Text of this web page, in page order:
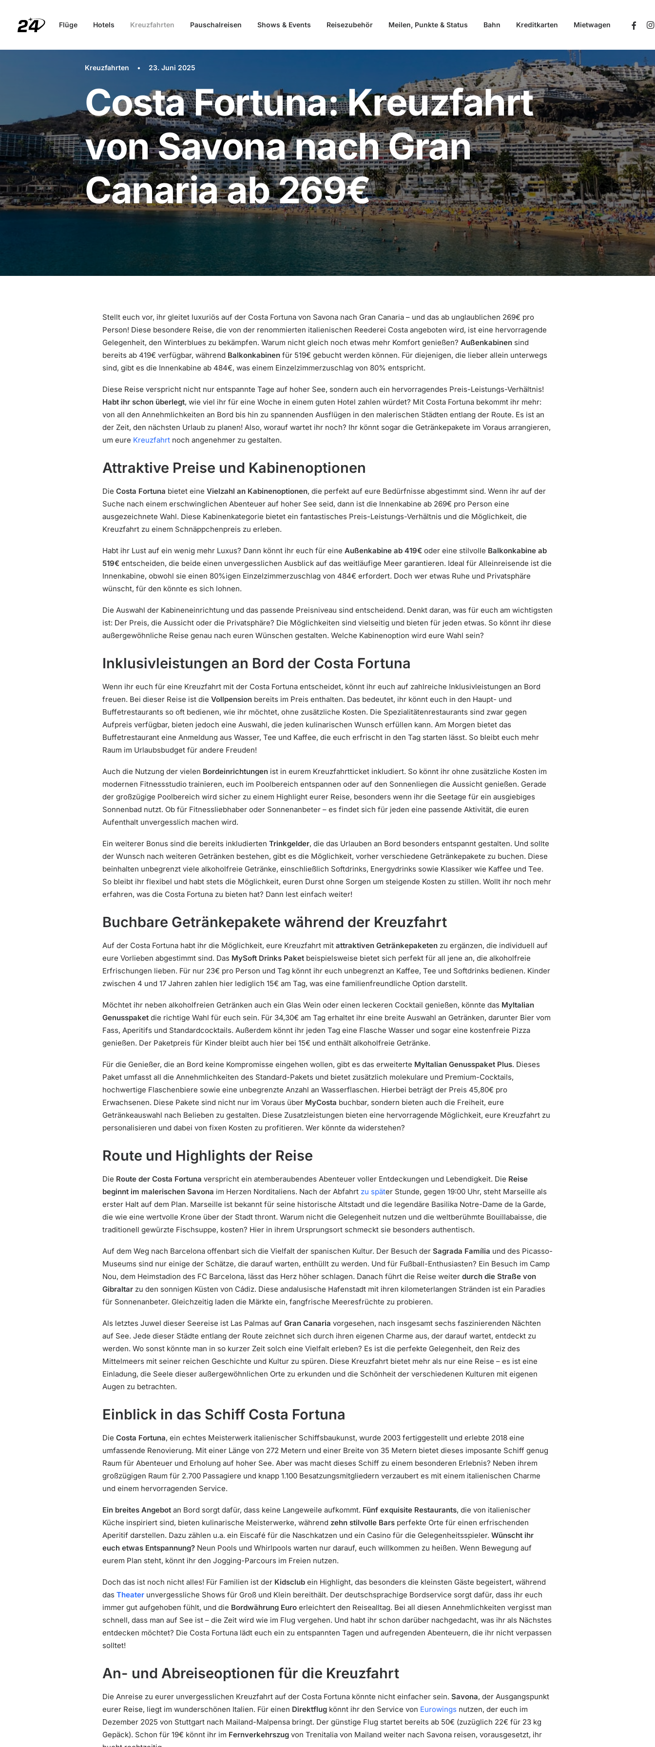
Flüge Hotels Kreuzfahrten Pauschalreisen Shows & Events Reisezubehör Meilen, Punkte & Status Bahn Kreditkarten Mietwagen
Kreuzfahrten • 23. Juni 2025
Costa Fortuna: Kreuzfahrt
von Savona nach Gran
Canaria ab 269€
Stellt euch vor, ihr gleitet luxuriös auf der Costa Fortuna von Savona nach Gran Canaria – und das ab unglaublichen 269€ pro
Person! Diese besondere Reise, die von der renommierten italienischen Reederei Costa angeboten wird, ist eine hervorragende
Gelegenheit, den Winterblues zu bekämpfen. Warum nicht gleich noch etwas mehr Komfort genießen? Außenkabinen sind
bereits ab 419€ verfügbar, während Balkonkabinen für 519€ gebucht werden können. Für diejenigen, die lieber allein unterwegs
sind, gibt es die Innenkabine ab 484€, was einem Einzelzimmerzuschlag von 80% entspricht.
Diese Reise verspricht nicht nur entspannte Tage auf hoher See, sondern auch ein hervorragendes Preis-Leistungs-Verhältnis!
Habt ihr schon überlegt, wie viel ihr für eine Woche in einem guten Hotel zahlen würdet? Mit Costa Fortuna bekommt ihr mehr:
von all den Annehmlichkeiten an Bord bis hin zu spannenden Ausflügen in den malerischen Städten entlang der Route. Es ist an
der Zeit, den nächsten Urlaub zu planen! Also, worauf wartet ihr noch? Ihr könnt sogar die Getränkepakete im Voraus arrangieren,
um eure Kreuzfahrt noch angenehmer zu gestalten.
Attraktive Preise und Kabinenoptionen
Die Costa Fortuna bietet eine Vielzahl an Kabinenoptionen, die perfekt auf eure Bedürfnisse abgestimmt sind. Wenn ihr auf der
Suche nach einem erschwinglichen Abenteuer auf hoher See seid, dann ist die Innenkabine ab 269€ pro Person eine
ausgezeichnete Wahl. Diese Kabinenkategorie bietet ein fantastisches Preis-Leistungs-Verhältnis und die Möglichkeit, die
Kreuzfahrt zu einem Schnäppchenpreis zu erleben.
Habt ihr Lust auf ein wenig mehr Luxus? Dann könnt ihr euch für eine Außenkabine ab 419€ oder eine stilvolle Balkonkabine ab
519€ entscheiden, die beide einen unvergesslichen Ausblick auf das weitläufige Meer garantieren. Ideal für Alleinreisende ist die
Innenkabine, obwohl sie einen 80%igen Einzelzimmerzuschlag von 484€ erfordert. Doch wer etwas Ruhe und Privatsphäre
wünscht, für den könnte es sich lohnen.
Die Auswahl der Kabineneinrichtung und das passende Preisniveau sind entscheidend. Denkt daran, was für euch am wichtigsten
ist: Der Preis, die Aussicht oder die Privatsphäre? Die Möglichkeiten sind vielseitig und bieten für jeden etwas. So könnt ihr diese
außergewöhnliche Reise genau nach euren Wünschen gestalten. Welche Kabinenoption wird eure Wahl sein?
Inklusivleistungen an Bord der Costa Fortuna
Wenn ihr euch für eine Kreuzfahrt mit der Costa Fortuna entscheidet, könnt ihr euch auf zahlreiche Inklusivleistungen an Bord
freuen. Bei dieser Reise ist die Vollpension bereits im Preis enthalten. Das bedeutet, ihr könnt euch in den Haupt- und
Buffetrestaurants so oft bedienen, wie ihr möchtet, ohne zusätzliche Kosten. Die Spezialitätenrestaurants sind zwar gegen
Aufpreis verfügbar, bieten jedoch eine Auswahl, die jeden kulinarischen Wunsch erfüllen kann. Am Morgen bietet das
Buffetrestaurant eine Anmeldung aus Wasser, Tee und Kaffee, die euch erfrischt in den Tag starten lässt. So bleibt euch mehr
Raum im Urlaubsbudget für andere Freuden!
Auch die Nutzung der vielen Bordeinrichtungen ist in eurem Kreuzfahrtticket inkludiert. So könnt ihr ohne zusätzliche Kosten im
modernen Fitnessstudio trainieren, euch im Poolbereich entspannen oder auf den Sonnenliegen die Aussicht genießen. Gerade
der großzügige Poolbereich wird sicher zu einem Highlight eurer Reise, besonders wenn ihr die Seetage für ein ausgiebiges
Sonnenbad nutzt. Ob für Fitnessliebhaber oder Sonnenanbeter – es findet sich für jeden eine passende Aktivität, die euren
Aufenthalt unvergesslich machen wird.
Ein weiterer Bonus sind die bereits inkludierten Trinkgelder, die das Urlauben an Bord besonders entspannt gestalten. Und sollte
der Wunsch nach weiteren Getränken bestehen, gibt es die Möglichkeit, vorher verschiedene Getränkepakete zu buchen. Diese
beinhalten unbegrenzt viele alkoholfreie Getränke, einschließlich Softdrinks, Energydrinks sowie Klassiker wie Kaffee und Tee.
So bleibt ihr flexibel und habt stets die Möglichkeit, euren Durst ohne Sorgen um steigende Kosten zu stillen. Wollt ihr noch mehr
erfahren, was die Costa Fortuna zu bieten hat? Dann lest einfach weiter!
Buchbare Getränkepakete während der Kreuzfahrt
Auf der Costa Fortuna habt ihr die Möglichkeit, eure Kreuzfahrt mit attraktiven Getränkepaketen zu ergänzen, die individuell auf
eure Vorlieben abgestimmt sind. Das MySoft Drinks Paket beispielsweise bietet sich perfekt für all jene an, die alkoholfreie
Erfrischungen lieben. Für nur 23€ pro Person und Tag könnt ihr euch unbegrenzt an Kaffee, Tee und Softdrinks bedienen. Kinder
zwischen 4 und 17 Jahren zahlen hier lediglich 15€ am Tag, was eine familienfreundliche Option darstellt.
Möchtet ihr neben alkoholfreien Getränken auch ein Glas Wein oder einen leckeren Cocktail genießen, könnte das MyItalian
Genusspaket die richtige Wahl für euch sein. Für 34,30€ am Tag erhaltet ihr eine breite Auswahl an Getränken, darunter Bier vom
Fass, Aperitifs und Standardcocktails. Außerdem könnt ihr jeden Tag eine Flasche Wasser und sogar eine kostenfreie Pizza
genießen. Der Paketpreis für Kinder bleibt auch hier bei 15€ und enthält alkoholfreie Getränke.
Für die Genießer, die an Bord keine Kompromisse eingehen wollen, gibt es das erweiterte MyItalian Genusspaket Plus. Dieses
Paket umfasst all die Annehmlichkeiten des Standard-Pakets und bietet zusätzlich molekulare und Premium-Cocktails,
hochwertige Flaschenbiere sowie eine unbegrenzte Anzahl an Wasserflaschen. Hierbei beträgt der Preis 45,80€ pro
Erwachsenen. Diese Pakete sind nicht nur im Voraus über MyCosta buchbar, sondern bieten auch die Freiheit, eure
Getränkeauswahl nach Belieben zu gestalten. Diese Zusatzleistungen bieten eine hervorragende Möglichkeit, eure Kreuzfahrt zu
personalisieren und dabei von fixen Kosten zu profitieren. Wer könnte da widerstehen?
Route und Highlights der Reise
Die Route der Costa Fortuna verspricht ein atemberaubendes Abenteuer voller Entdeckungen und Lebendigkeit. Die Reise
beginnt im malerischen Savona im Herzen Norditaliens. Nach der Abfahrt zu später Stunde, gegen 19:00 Uhr, steht Marseille als
erster Halt auf dem Plan. Marseille ist bekannt für seine historische Altstadt und die legendäre Basilika Notre-Dame de la Garde,
die wie eine wertvolle Krone über der Stadt thront. Warum nicht die Gelegenheit nutzen und die weltberühmte Bouillabaisse, die
traditionell gewürzte Fischsuppe, kosten? Hier in ihrem Ursprungsort schmeckt sie besonders authentisch.
Auf dem Weg nach Barcelona offenbart sich die Vielfalt der spanischen Kultur. Der Besuch der Sagrada Família und des Picasso-
Museums sind nur einige der Schätze, die darauf warten, enthüllt zu werden. Und für Fußball-Enthusiasten? Ein Besuch im Camp
Nou, dem Heimstadion des FC Barcelona, lässt das Herz höher schlagen. Danach führt die Reise weiter durch die Straße von
Gibraltar zu den sonnigen Küsten von Cádiz. Diese andalusische Hafenstadt mit ihren kilometerlangen Stränden ist ein Paradies
für Sonnenanbeter. Gleichzeitig laden die Märkte ein, fangfrische Meeresfrüchte zu probieren.
Als letztes Juwel dieser Seereise ist Las Palmas auf Gran Canaria vorgesehen, nach insgesamt sechs faszinierenden Nächten
auf See. Jede dieser Städte entlang der Route zeichnet sich durch ihren eigenen Charme aus, der darauf wartet, entdeckt zu
werden. Wo sonst könnte man in so kurzer Zeit solch eine Vielfalt erleben? Es ist die perfekte Gelegenheit, den Reiz des
Mittelmeers mit seiner reichen Geschichte und Kultur zu spüren. Diese Kreuzfahrt bietet mehr als nur eine Reise – es ist eine
Einladung, die Seele dieser außergewöhnlichen Orte zu erkunden und die Schönheit der verschiedenen Kulturen mit eigenen
Augen zu betrachten.
Einblick in das Schiff Costa Fortuna
Die Costa Fortuna, ein echtes Meisterwerk italienischer Schiffsbaukunst, wurde 2003 fertiggestellt und erlebte 2018 eine
umfassende Renovierung. Mit einer Länge von 272 Metern und einer Breite von 35 Metern bietet dieses imposante Schiff genug
Raum für Abenteuer und Erholung auf hoher See. Aber was macht dieses Schiff zu einem besonderen Erlebnis? Neben ihrem
großzügigen Raum für 2.700 Passagiere und knapp 1.100 Besatzungsmitgliedern verzaubert es mit einem italienischen Charme
und einem hervorragenden Service.
Ein breites Angebot an Bord sorgt dafür, dass keine Langeweile aufkommt. Fünf exquisite Restaurants, die von italienischer
Küche inspiriert sind, bieten kulinarische Meisterwerke, während zehn stilvolle Bars perfekte Orte für einen erfrischenden
Aperitif darstellen. Dazu zählen u.a. ein Eiscafé für die Naschkatzen und ein Casino für die Gelegenheitsspieler. Wünscht ihr
euch etwas Entspannung? Neun Pools und Whirlpools warten nur darauf, euch willkommen zu heißen. Wenn Bewegung auf
eurem Plan steht, könnt ihr den Jogging-Parcours im Freien nutzen.
Doch das ist noch nicht alles! Für Familien ist der Kidsclub ein Highlight, das besonders die kleinsten Gäste begeistert, während
das Theater unvergessliche Shows für Groß und Klein bereithält. Der deutschsprachige Bordservice sorgt dafür, dass ihr euch
immer gut aufgehoben fühlt, und die Bordwährung Euro erleichtert den Reisealltag. Bei all diesen Annehmlichkeiten vergisst man
schnell, dass man auf See ist – die Zeit wird wie im Flug vergehen. Und habt ihr schon darüber nachgedacht, was ihr als Nächstes
entdecken möchtet? Die Costa Fortuna lädt euch ein zu entspannten Tagen und aufregenden Abenteuern, die ihr nicht verpassen
solltet!
An- und Abreiseoptionen für die Kreuzfahrt
Die Anreise zu eurer unvergesslichen Kreuzfahrt auf der Costa Fortuna könnte nicht einfacher sein. Savona, der Ausgangspunkt
eurer Reise, liegt im wunderschönen Italien. Für einen Direktflug könnt ihr den Service von Eurowings nutzen, der euch im
Dezember 2025 von Stuttgart nach Mailand-Malpensa bringt. Der günstige Flug startet bereits ab 50€ (zuzüglich 22€ für 23 kg
Gepäck). Schon für 19€ könnt ihr im Fernverkehrszug von Trenitalia von Mailand weiter nach Savona reisen, vorausgesetzt, ihr